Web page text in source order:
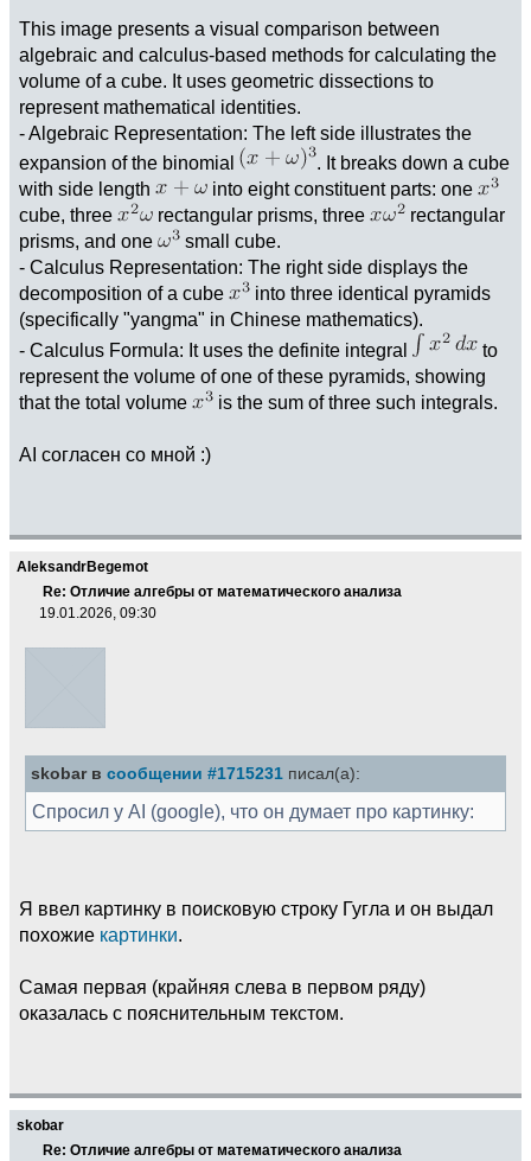
This image presents a visual comparison between
algebraic and calculus-based methods for calculating the
volume of a cube. It uses geometric dissections to
represent mathematical identities.
- Algebraic Representation: The left side illustrates the
expansion of the binomial
. It breaks down a cube
with side length
into eight constituent parts: one
cube, three
rectangular prisms, three
rectangular
prisms, and one
small cube.
- Calculus Representation: The right side displays the
decomposition of a cube
into three identical pyramids
(specifically "yangma" in Chinese mathematics).
- Calculus Formula: It uses the definite integral
to
represent the volume of one of these pyramids, showing
that the total volume
is the sum of three such integrals.
AI согласен со мной :)
AleksandrBegemot
Re: Отличие алгебры от математического анализа
19.01.2026, 09:30
skobar в сообщении #1715231 писал(а):
Спросил у AI (google), что он думает про картинку:
Я ввел картинку в поисковую строку Гугла и он выдал
похожие картинки.
Самая первая (крайняя слева в первом ряду)
оказалась с пояснительным текстом.
skobar
Re: Отличие алгебры от математического анализа